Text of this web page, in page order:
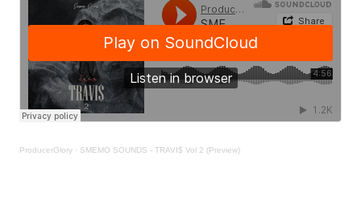
ProducerGlory · SMEMO SOUNDS - TRAVI$ Vol 2 (Preview)